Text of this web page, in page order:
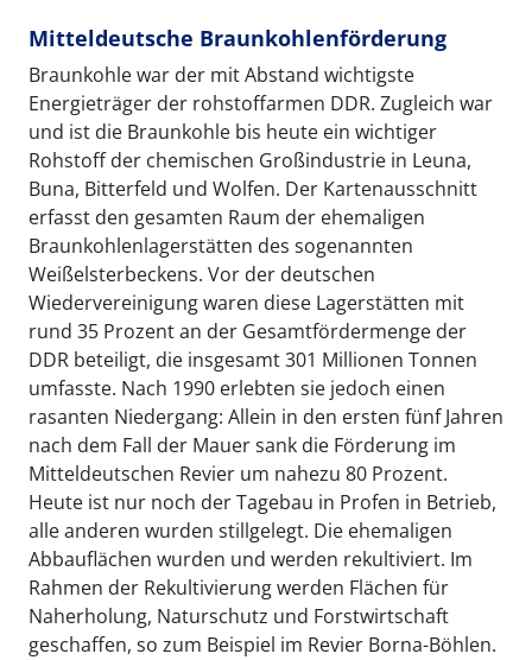
Mitteldeutsche Braunkohlenförderung
Braunkohle war der mit Abstand wichtigste
Energieträger der rohstoffarmen DDR. Zugleich war
und ist die Braunkohle bis heute ein wichtiger
Rohstoff der chemischen Großindustrie in Leuna,
Buna, Bitterfeld und Wolfen. Der Kartenausschnitt
erfasst den gesamten Raum der ehemaligen
Braunkohlenlagerstätten des sogenannten
Weißelsterbeckens. Vor der deutschen
Wiedervereinigung waren diese Lagerstätten mit
rund 35 Prozent an der Gesamtfördermenge der
DDR beteiligt, die insgesamt 301 Millionen Tonnen
umfasste. Nach 1990 erlebten sie jedoch einen
rasanten Niedergang: Allein in den ersten fünf Jahren
nach dem Fall der Mauer sank die Förderung im
Mitteldeutschen Revier um nahezu 80 Prozent.
Heute ist nur noch der Tagebau in Profen in Betrieb,
alle anderen wurden stillgelegt. Die ehemaligen
Abbauflächen wurden und werden rekultiviert. Im
Rahmen der Rekultivierung werden Flächen für
Naherholung, Naturschutz und Forstwirtschaft
geschaffen, so zum Beispiel im Revier Borna-Böhlen.